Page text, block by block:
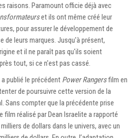
raisons. Paramount officie déjà avec
et ils ont même créé leur
pour assurer le développement de
de leurs marques. Jusqu'à présent,
et il ne paraît pas qu'ils soient
tout, si ce n'est pas cassé.
publié le précédent Power Rangersfilm en
de poursuivre cette version de la
Sans compter que la précédente prise
réalisé par Dean Israelite a rapporté
de dollars dans le univers, avec un